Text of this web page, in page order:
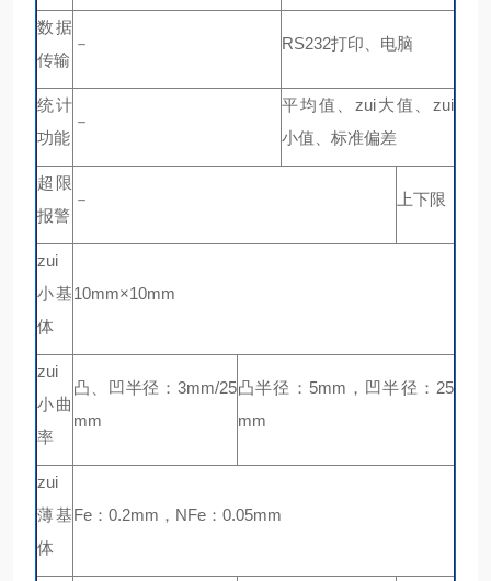
数据
传输
－ RS232打印、电脑
统计
功能
－
平均值、zui大值、zui
小值、标准偏差
超限
报警
－ 上下限
zui
小基
体
10mm×10mm
zui
小曲
率
凸、凹半径：3mm/25
mm
凸半径：5mm，凹半径：25
mm
zui
薄基
体
Fe：0.2mm，NFe：0.05mm